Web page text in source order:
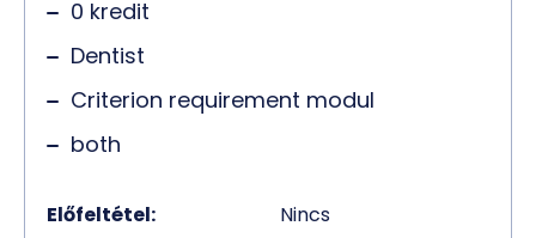
0 kredit
Dentist
Criterion requirement modul
both
Előfeltétel: Nincs